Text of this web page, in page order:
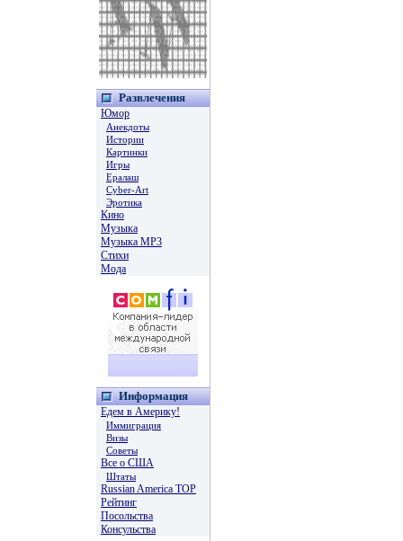
Развлечения
Юмор
Анекдоты
Истории
Картинки
Игры
Ералаш
Cyber-Art
Эротика
Кино
Музыка
Музыка MP3
Стихи
Мода
Информация
Едем в Америку!
Иммиграция
Визы
Советы
Все о США
Штаты
Russian America TOP
Рейтинг
Посольства
Консульства